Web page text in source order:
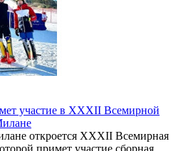
участие в XXXII Всемирной
откроется XXXII Всемирная
примет участие сборная